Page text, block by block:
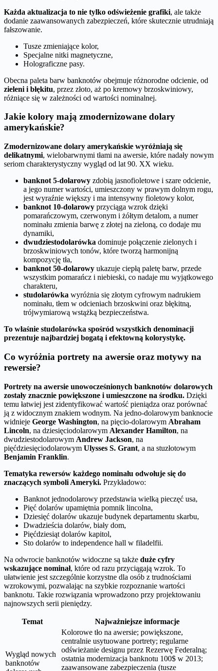
Każda aktualizacja to nie tylko odświeżenie grafiki, ale także
dodanie zaawansowanych zabezpieczeń, które skutecznie utrudniają
fałszowanie.
Tusze zmieniające kolor,
Specjalne nitki magnetyczne,
Holograficzne pasy.
Obecna paleta barw banknotów obejmuje różnorodne odcienie, od
zieleni i błękitu, przez złoto, aż po kremowy brzoskwiniowy,
różniące się w zależności od wartości nominalnej.
Jakie kolory mają zmodernizowane dolary
amerykańskie?
Zmodernizowane dolary amerykańskie wyróżniają się
delikatnymi, wielobarwnymi tłami na awersie, które nadały nowym
seriom charakterystyczny wygląd od lat 90. XX wieku.
banknot 5-dolarowy zdobią jasnofioletowe i szare odcienie,
a jego numer wartości, umieszczony w prawym dolnym rogu,
jest wyraźnie większy i ma intensywny fioletowy kolor,
banknot 10-dolarowy przyciąga wzrok dzięki
pomarańczowym, czerwonym i żółtym detalom, a numer
nominału zmienia barwę z złotej na zieloną, co dodaje mu
dynamiki,
dwudziestodolarówka dominuje połączenie zielonych i
brzoskwiniowych tonów, które tworzą harmonijną
kompozycję tła,
banknot 50-dolarowy ukazuje ciepłą paletę barw, przede
wszystkim pomarańcz i niebieski, co nadaje mu wyjątkowego
charakteru,
studolarówka wyróżnia się złotym cyfrowym nadrukiem
nominału, tłem w odcieniach brzoskwini oraz błękitną,
trójwymiarową wstążką bezpieczeństwa.
To właśnie studolarówka spośród wszystkich denominacji
prezentuje najbardziej bogatą i efektowną kolorystykę.
Co wyróżnia portrety na awersie oraz motywy na
rewersie?
Portrety na awersie unowocześnionych banknotów dolarowych
zostały znacznie powiększone i umieszczone na środku. Dzięki
temu łatwiej jest zidentyfikować wartość pieniądza oraz porównać
ją z widocznym znakiem wodnym. Na jedno-dolarowym banknocie
widnieje George Washington, na pięcio-dolarowym Abraham
Lincoln, na dziesięciodolarowym Alexander Hamilton, na
dwudziestodolarowym Andrew Jackson, na
pięćdziesięciodolarowym Ulysses S. Grant, a na stuzłotowym
Benjamin Franklin.
Tematyka rewersów każdego nominału odwołuje się do
znaczących symboli Ameryki. Przykładowo:
Banknot jednodolarowy przedstawia wielką pieczęć usa,
Pięć dolarów upamiętnia pomnik lincolna,
Dziesięć dolarów ukazuje budynek departamentu skarbu,
Dwadzieścia dolarów, biały dom,
Pięćdziesiąt dolarów kapitol,
Sto dolarów to independence hall w filadelfii.
Na odwrocie banknotów widoczne są także duże cyfry
wskazujące nominał, które od razu przyciągają wzrok. To
ułatwienie jest szczególnie korzystne dla osób z trudnościami
wzrokowymi, pozwalając na szybkie rozpoznanie wartości
banknotu. Takie rozwiązania wprowadzono przy projektowaniu
najnowszych serii pieniędzy.
Temat Najważniejsze informacje
Wygląd nowych
banknotów
Kolorowe tło na awersie; powiększone,
centralnie usytuowane portrety; regularne
odświeżanie designu przez Rezerwę Federalną;
ostatnia modernizacja banknotu 100$ w 2013;
zaawansowane zabezpieczenia (tusze